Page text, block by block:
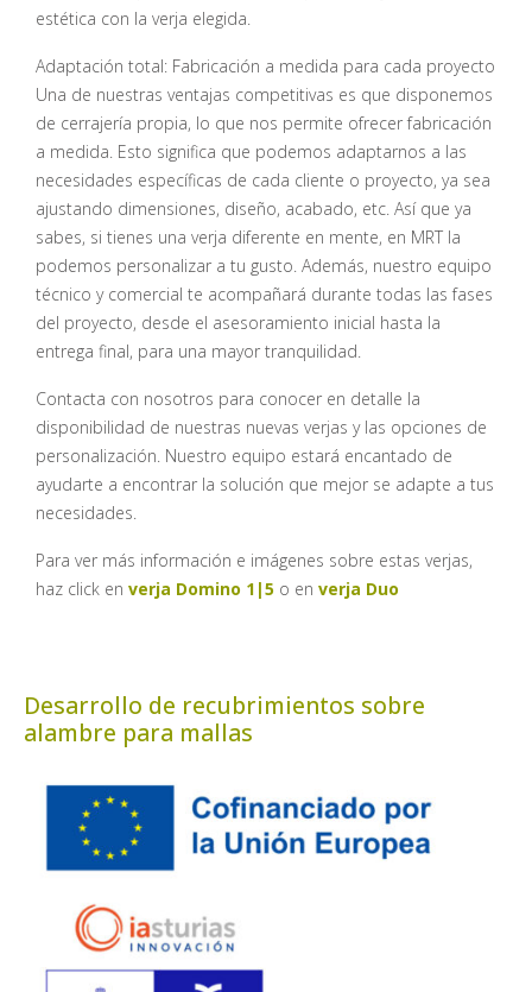
estética con la verja elegida.
Adaptación total: Fabricación a medida para cada proyecto
Una de nuestras ventajas competitivas es que disponemos
de cerrajería propia, lo que nos permite ofrecer fabricación
a medida. Esto significa que podemos adaptarnos a las
necesidades específicas de cada cliente o proyecto, ya sea
ajustando dimensiones, diseño, acabado, etc. Así que ya
sabes, si tienes una verja diferente en mente, en MRT la
podemos personalizar a tu gusto. Además, nuestro equipo
técnico y comercial te acompañará durante todas las fases
del proyecto, desde el asesoramiento inicial hasta la
entrega final, para una mayor tranquilidad.
Contacta con nosotros para conocer en detalle la
disponibilidad de nuestras nuevas verjas y las opciones de
personalización. Nuestro equipo estará encantado de
ayudarte a encontrar la solución que mejor se adapte a tus
necesidades.
Para ver más información e imágenes sobre estas verjas,
haz click en verja Domino 1|5 o en verja Duo
Desarrollo de recubrimientos sobre
alambre para mallas